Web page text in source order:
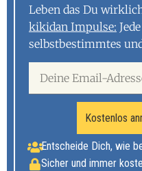
Leben das Du
kikidan Impulse:
selbstbestimmtes
Kostenlos
Entscheide Dich, wie
Sicher und immer